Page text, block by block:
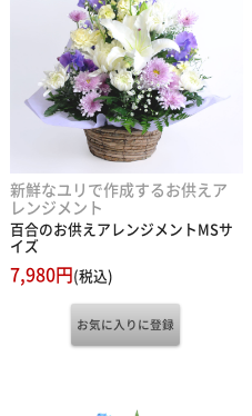
新鮮なユリで作成するお供えア
レンジメント
百合のお供えアレンジメントMSサ
イズ
7,980円(税込)